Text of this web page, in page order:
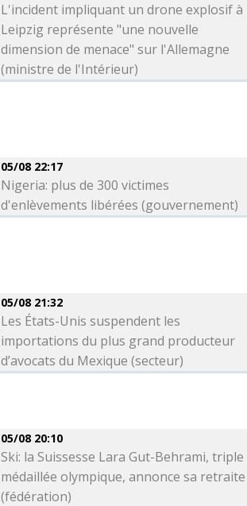
L'incident impliquant un drone explosif à
Leipzig représente "une nouvelle
dimension de menace" sur l'Allemagne
(ministre de l'Intérieur)
05/08 22:17
Nigeria: plus de 300 victimes
d'enlèvements libérées (gouvernement)
05/08 21:32
Les États-Unis suspendent les
importations du plus grand producteur
d’avocats du Mexique (secteur)
05/08 20:10
Ski: la Suissesse Lara Gut-Behrami, triple
médaillée olympique, annonce sa retraite
(fédération)